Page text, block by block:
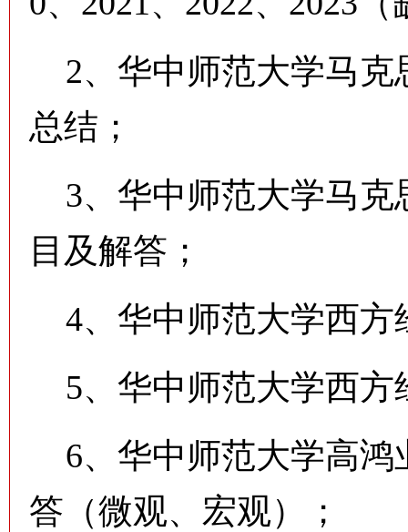
2、华中师范大学马克
总结；
3、华中师范大学马克
目及解答；
4、华中师范大学西方
5、华中师范大学西方
6、华中师范大学高鸿
答（微观、宏观）；